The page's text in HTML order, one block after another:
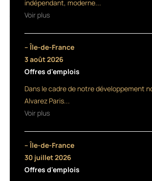
nouvelle
formule,
propriétés
l’Adénosine
TriPhospate
molécule
fournit
l’énergie
indépendant, moderne...
Voir plus
– Île-de-France
3 août 2026
Offres d'emplois
Dans le cadre de notre développement
Alvarez Paris...
Voir plus
– Île-de-France
30 juillet 2026
Offres d'emplois